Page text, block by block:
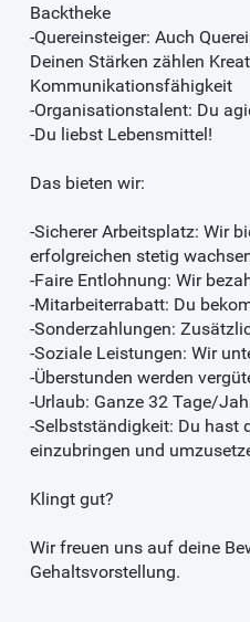
Backtheke
-Quereinsteiger: Auch
Deinen Stärken zählen
Kommunikationsfähigkeit
-Organisationstalent: Du
-Du liebst Lebensmittel!
Das bieten wir:
-Sicherer Arbeitsplatz: Wir
erfolgreichen stetig
-Faire Entlohnung: Wir
-Mitarbeiterrabatt: Du
-Sonderzahlungen:
-Soziale Leistungen: Wir
-Überstunden werden
-Urlaub: Ganze 32 Tage/
-Selbstständigkeit: Du hast
einzubringen und
Klingt gut?
Wir freuen uns auf deine
Gehaltsvorstellung.